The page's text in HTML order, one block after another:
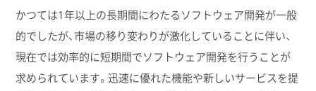
かつては1年以上の長期間にわたるソフトウェア開発が一般
的でしたが、市場の移り変わりが激化していることに伴い、
現在では効率的に短期間でソフトウェア開発を行うことが
求められています。迅速に優れた機能や新しいサービスを提